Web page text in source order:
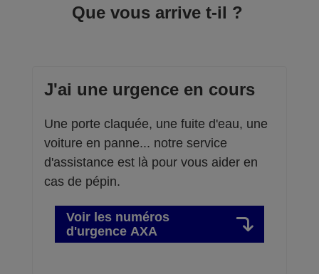
Que vous arrive t-il ?
J'ai une urgence en cours
Une porte claquée, une fuite d'eau, une
voiture en panne... notre service
d'assistance est là pour vous aider en
cas de pépin.
Voir les numéros
d'urgence AXA